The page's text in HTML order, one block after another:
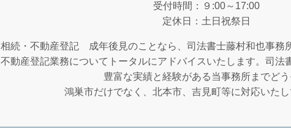
受付時間：９:00～17:00
定休日：土日祝祭日
相続・不動産登記 成年後見のことなら、司法書士藤村和也事務
不動産登記業務についてトータルにアドバイスいたします。司法
豊富な実績と経験がある当事務所までどう
鴻巣市だけでなく、北本市、吉見町等に対応いたし